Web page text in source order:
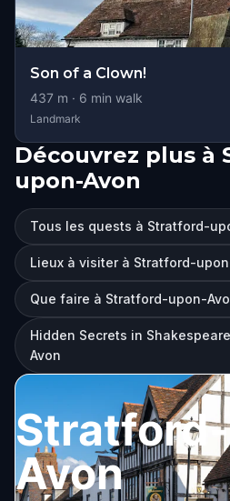
Son of a Clown!
437 m · 6 min walk
Landmark
Découvrez plus à
upon-Avon
Tous les quests à Stratford-
Lieux à visiter à Stratford-
Que faire à Stratford-upon-
Hidden Secrets in
Avon
Avon